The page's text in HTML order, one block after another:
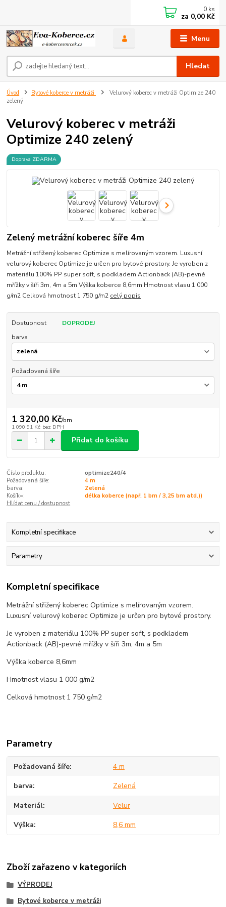
Menu
Hledat
0 ks
za 0,00 Kč
Úvod Bytové koberce v metráži
Velurový koberec v metráži Optimize 240
zelený
Velurový koberec v metráži
Optimize 240 zelený
Doprava ZDARMA
Zelený metrážní koberec šíře 4m
Metrážní střižený koberec Optimize s melírovaným vzorem. Luxusní
velurový koberec Optimize je určen pro bytové prostory. Je vyroben z
materiálu 100% PP super soft, s podkladem Actionback (AB)-pevné
mřížky v šíři 3m, 4m a 5m Výška koberce 8,6mm Hmotnost vlasu 1 000
g/m2 Celková hmotnost 1 750 g/m2 celý popis
Dostupnost
DOPRODEJ
barva
Požadovaná šíře
1 320,00 Kč/bm
1 090,91 Kč bez DPH
Přidat do košíku
Číslo produktu:
optimize240/4
Požadovaná šíře:
4 m
barva:
Zelená
Košík=:
délka koberce (např. 1 bm / 3,25 bm atd.))
Hlídat cenu / dostupnost
Kompletní specifikace
Parametry
Kompletní specifikace
Metrážní střižený koberec Optimize s melírovaným vzorem.
Luxusní velurový koberec Optimize je určen pro bytové prostory.
Je vyroben z materiálu 100% PP super soft, s podkladem
Actionback (AB)-pevné mřížky v šíři 3m, 4m a 5m
Výška koberce 8,6mm
Hmotnost vlasu 1 000 g/m2
Celková hmotnost 1 750 g/m2
Parametry
Požadovaná šíře 4 m
barva Zelená
Materiál Velur
Výška 8,6 mm
Zboží zařazeno v kategoriích
VÝPRODEJ
Bytové koberce v metráži